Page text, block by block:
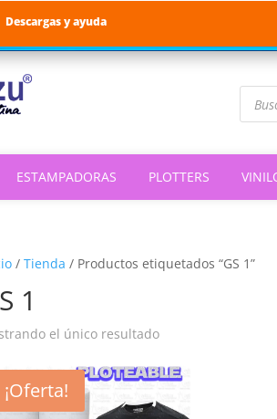
Descargas y ayuda
ESTAMPADORAS PLOTTERS
/Tienda / Productos etiquetados “GS 1”
1
el único resultado
¡Oferta!